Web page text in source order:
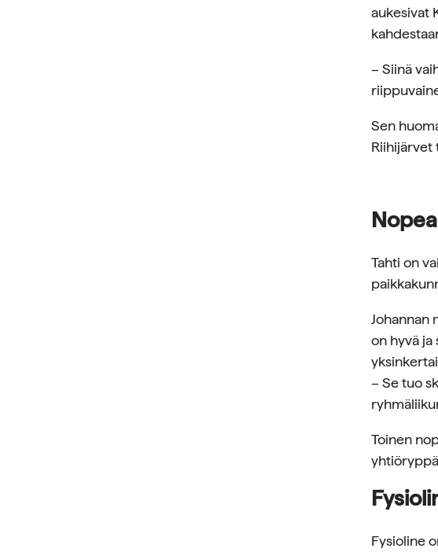
aukesivat
– Siinä
Sen
Riihijärvet
Tahti on
Johannan
on hyvä ja
– Se tuo
Toinen
Fysioline